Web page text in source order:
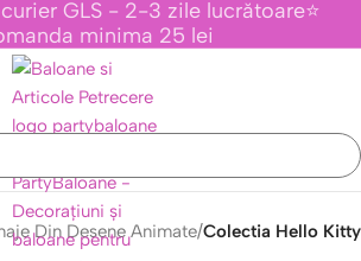
GLS - 2-3 zile lucrătoare⭐
minima 25 lei
Din Desene Animate/Colectia Hello Kitty